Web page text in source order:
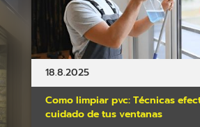
18.8.2025
Como limpiar pvc: Técnicas
cuidado de tus ventanas